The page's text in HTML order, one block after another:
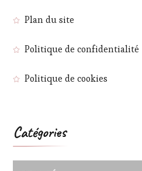
Plan du site
Politique de confidentialité
Politique de cookies
Catégories